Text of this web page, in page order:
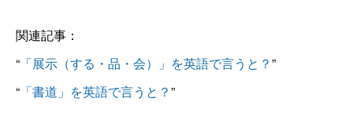
関連記事：
“ 「展示（する・品・会）」を英語で言うと？”
“ 「書道」を英語で言うと？”